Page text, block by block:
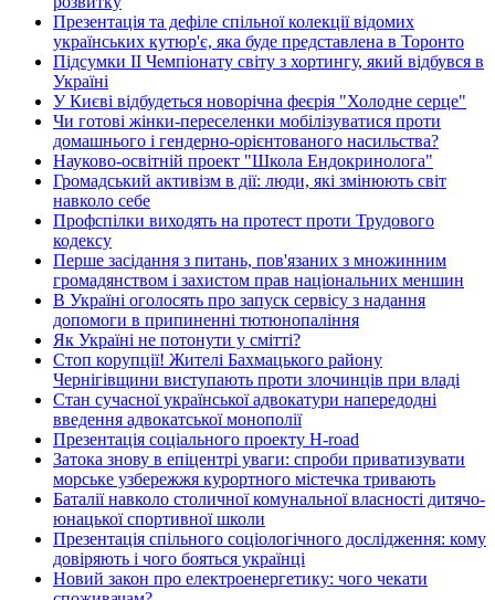
Презентація та дефіле спільної колекції відомих
українських кутюр'є, яка буде представлена в Торонто
Підсумки ІІ Чемпіонату світу з хортингу, який відбувся в
Україні
У Києві відбудеться новорічна феєрія "Холодне серце"
Чи готові жінки-переселенки мобілізуватися проти
домашнього і гендерно-орієнтованого насильства?
Науково-освітній проект "Школа Ендокринолога"
Громадський активізм в дії: люди, які змінюють світ
навколо себе
Профспілки виходять на протест проти Трудового
кодексу
Перше засідання з питань, пов'язаних з множинним
громадянством і захистом прав національних меншин
В Україні оголосять про запуск сервісу з надання
допомоги в припиненні тютюнопаління
Як Україні не потонути у смітті?
Стоп корупції! Жителі Бахмацького району
Чернігівщини виступають проти злочинців при владі
Стан сучасної української адвокатури напередодні
введення адвокатської монополії
Презентація соціального проекту H-road
Затока знову в епіцентрі уваги: спроби приватизувати
морське узбережжя курортного містечка тривають
Баталії навколо столичної комунальної власності дитячо-
юнацької спортивної школи
Презентація спільного соціологічного дослідження: кому
довіряють і чого бояться українці
Новий закон про електроенергетику: чого чекати